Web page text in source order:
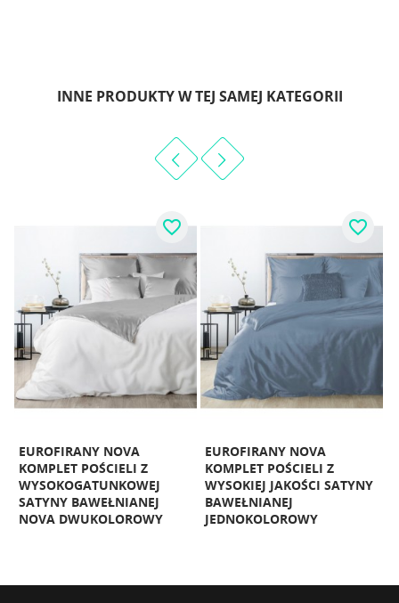
INNE PRODUKTY W TEJ SAMEJ KATEGORII
EUROFIRANY NOVA
KOMPLET POŚCIELI Z
WYSOKOGATUNKOWEJ
SATYNY BAWEŁNIANEJ
NOVA DWUKOLOROWY
favorite_border
EUROFIRANY NOVA
KOMPLET POŚCIELI Z
WYSOKIEJ JAKOŚCI SATYNY
BAWEŁNIANEJ
JEDNOKOLOROWY
favorite_border